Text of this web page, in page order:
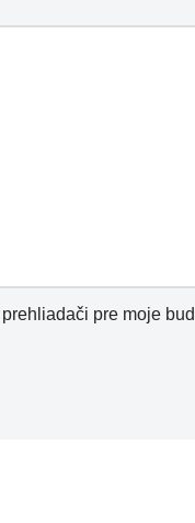
pre moje